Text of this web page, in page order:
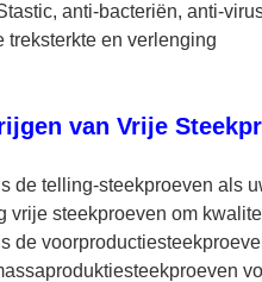
anti-bacteriën, anti-
treksterkte en verlenging
van Vrije
de telling-steekproeven als
vrije steekproeven om
de